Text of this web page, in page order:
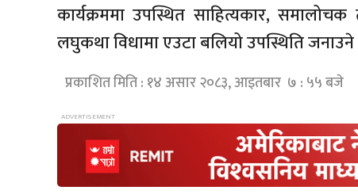
कार्यक्रममा उपस्थित साहित्यकार,
लघुकथा विधामा एउटा बलियो उपस्थिति जनाउने
प्रकाशित मिति : १४ असार २०८३, आइतबार ७ : ५५ बजे